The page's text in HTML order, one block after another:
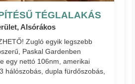
TÉGLALAKÁS
Alsórákos
Zugló egyik legszebb
Paskal Gardenben
egy nettó 106nm, amerikai
hálószobás, dupla fürdőszobás,